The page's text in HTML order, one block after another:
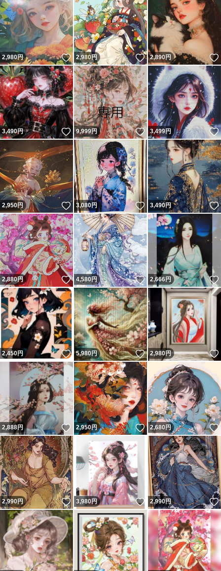
2,980円 いいね！
2,980円 いいね！
2,890円
3,490円 いいね！
9,999円 いいね！
3,499円
2,950円 いいね！
3,080円 いいね！
3,490円
2,880円 いいね！
4,580円 いいね！
2,666円
2,450円 いいね！
5,980円 いいね！
2,980円
2,888円 いいね！
2,950円 いいね！
2,680円
2,990円 いいね！
3,980円 いいね！
2,990円